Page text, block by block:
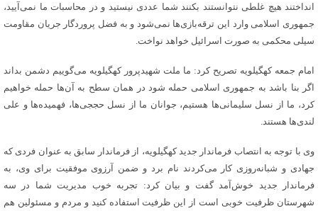
انداختند هیچ غلطی نتوانستند بکنند شما عددی نیستید و در محاسبات ما نمی‌آیید،
جمهوری اسلامی وارد این ترقه‌بازی‌ها نمی‌شود و به فضل پروردگار جریان مقاومت
سیلی محکمی به صورت اسرائیل خواهد نواخت.
امام جمعه کهگیلویه تصریح کرد: ما ملت شهیدپرور کهگیلویه می‌گوییم دشمن بداند
اگر بنا باشد به جمهوری اسلامی حمله شود در همان سطح به آن‌ها حمله خواهیم
کرد، ما از نسل سلیمانی‌ها هستیم، جوانان ما از نسل حججی‌ها، فهمیده‌ها و علی
لندی‌ها هستند.
وی با توجه به انتصاب فرماندار جدید کهگیلویه، از فرماندار سابق به عنوان فردی که
جهادی و شبانه‌روزی کار می‌کردند نام برد و ضمن آرزوی موفقیت برای وی، به
فرماندار جدید خوش‌آمد گفت و بیان کرد: تجربه خوب مدیریت شما در سه
شهرستان ظرفیت خوبی است از این ظرفیت استفاده کنید و مردم و مسئولین هم